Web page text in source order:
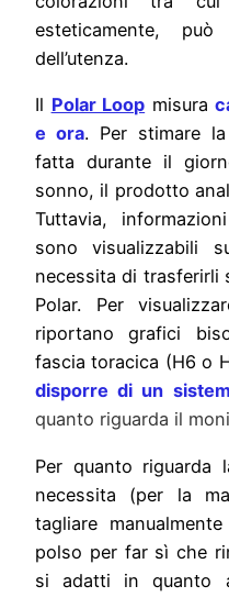
esteticamente,
dell’utenza.
Il Polar Loop misura
e ora. Per stimare
fatta durante il
sonno, il prodotto
Tuttavia,
sono visualizzabili
necessita di trasferirli
Polar. Per
riportano grafici
fascia toracica (H6 o
disporre di un
quanto riguarda il
Per quanto riguarda
necessita (per la
tagliare
polso per far sì che
si adatti in quanto